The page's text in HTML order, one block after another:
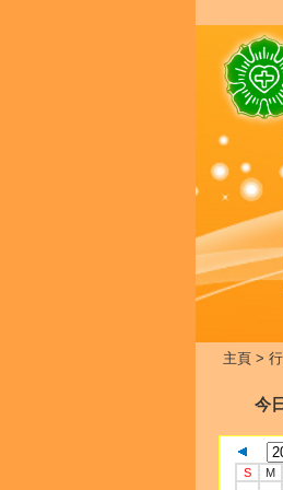
主頁>
今日
S M